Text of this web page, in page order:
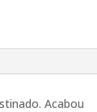
Acabou